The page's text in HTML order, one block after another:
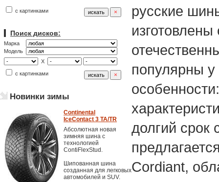
с картинками
Поиск дисков:
Марка
Модель
X
с картинками
Новинки зимы
Continental
IceContact 3 TA/TR
Абсолютная новая
зимняя шина с
технологией
ContiFlexStud.
Шипованная шина
созданная для легковых
автомобилей и SUV.
русские
популярны
долгий
Cordiant,